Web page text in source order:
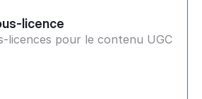
licence
licences pour le contenu UGC